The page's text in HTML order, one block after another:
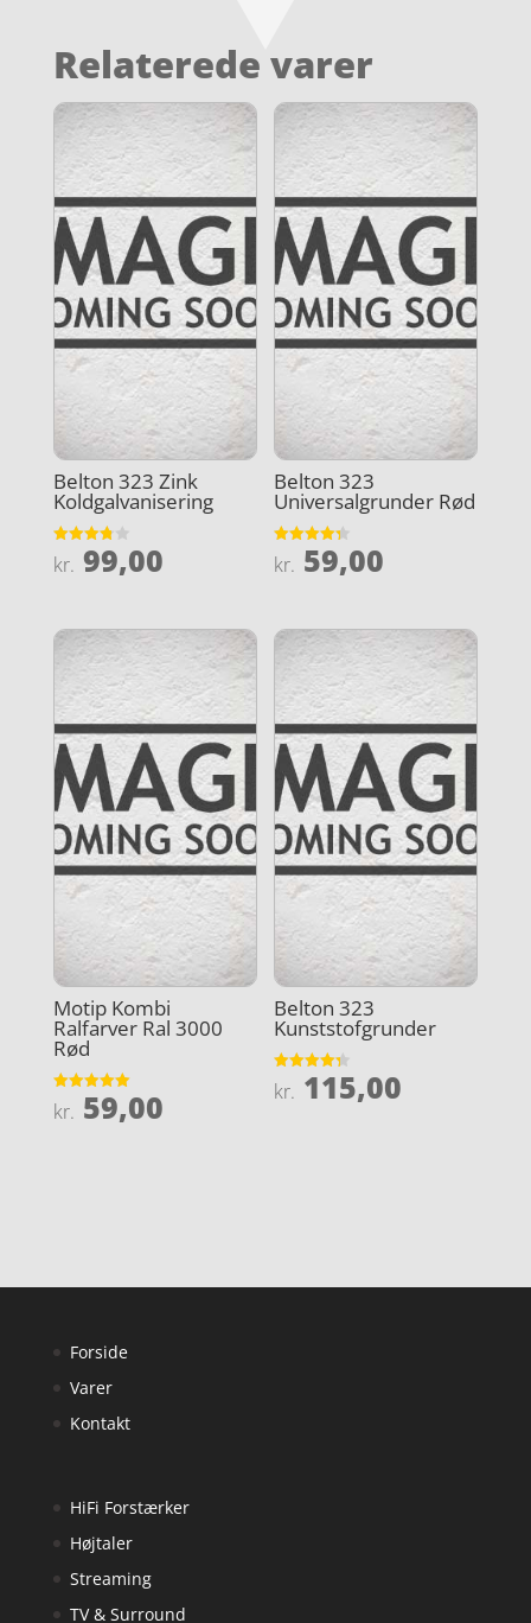
Relaterede varer
Belton 323 Zink
Koldgalvanisering
Vurderet
3.8
kr. 99,00
Belton 323
Universalgrunder Rød
Vurderet
4.3
kr. 59,00
Motip Kombi
Ralfarver Ral 3000
Rød
Vurderet
5
kr. 59,00
Belton 323
Kunststofgrunder
Vurderet
4.3
kr. 115,00
Forside
Varer
Kontakt
HiFi Forstærker
Højtaler
Streaming
TV & Surround